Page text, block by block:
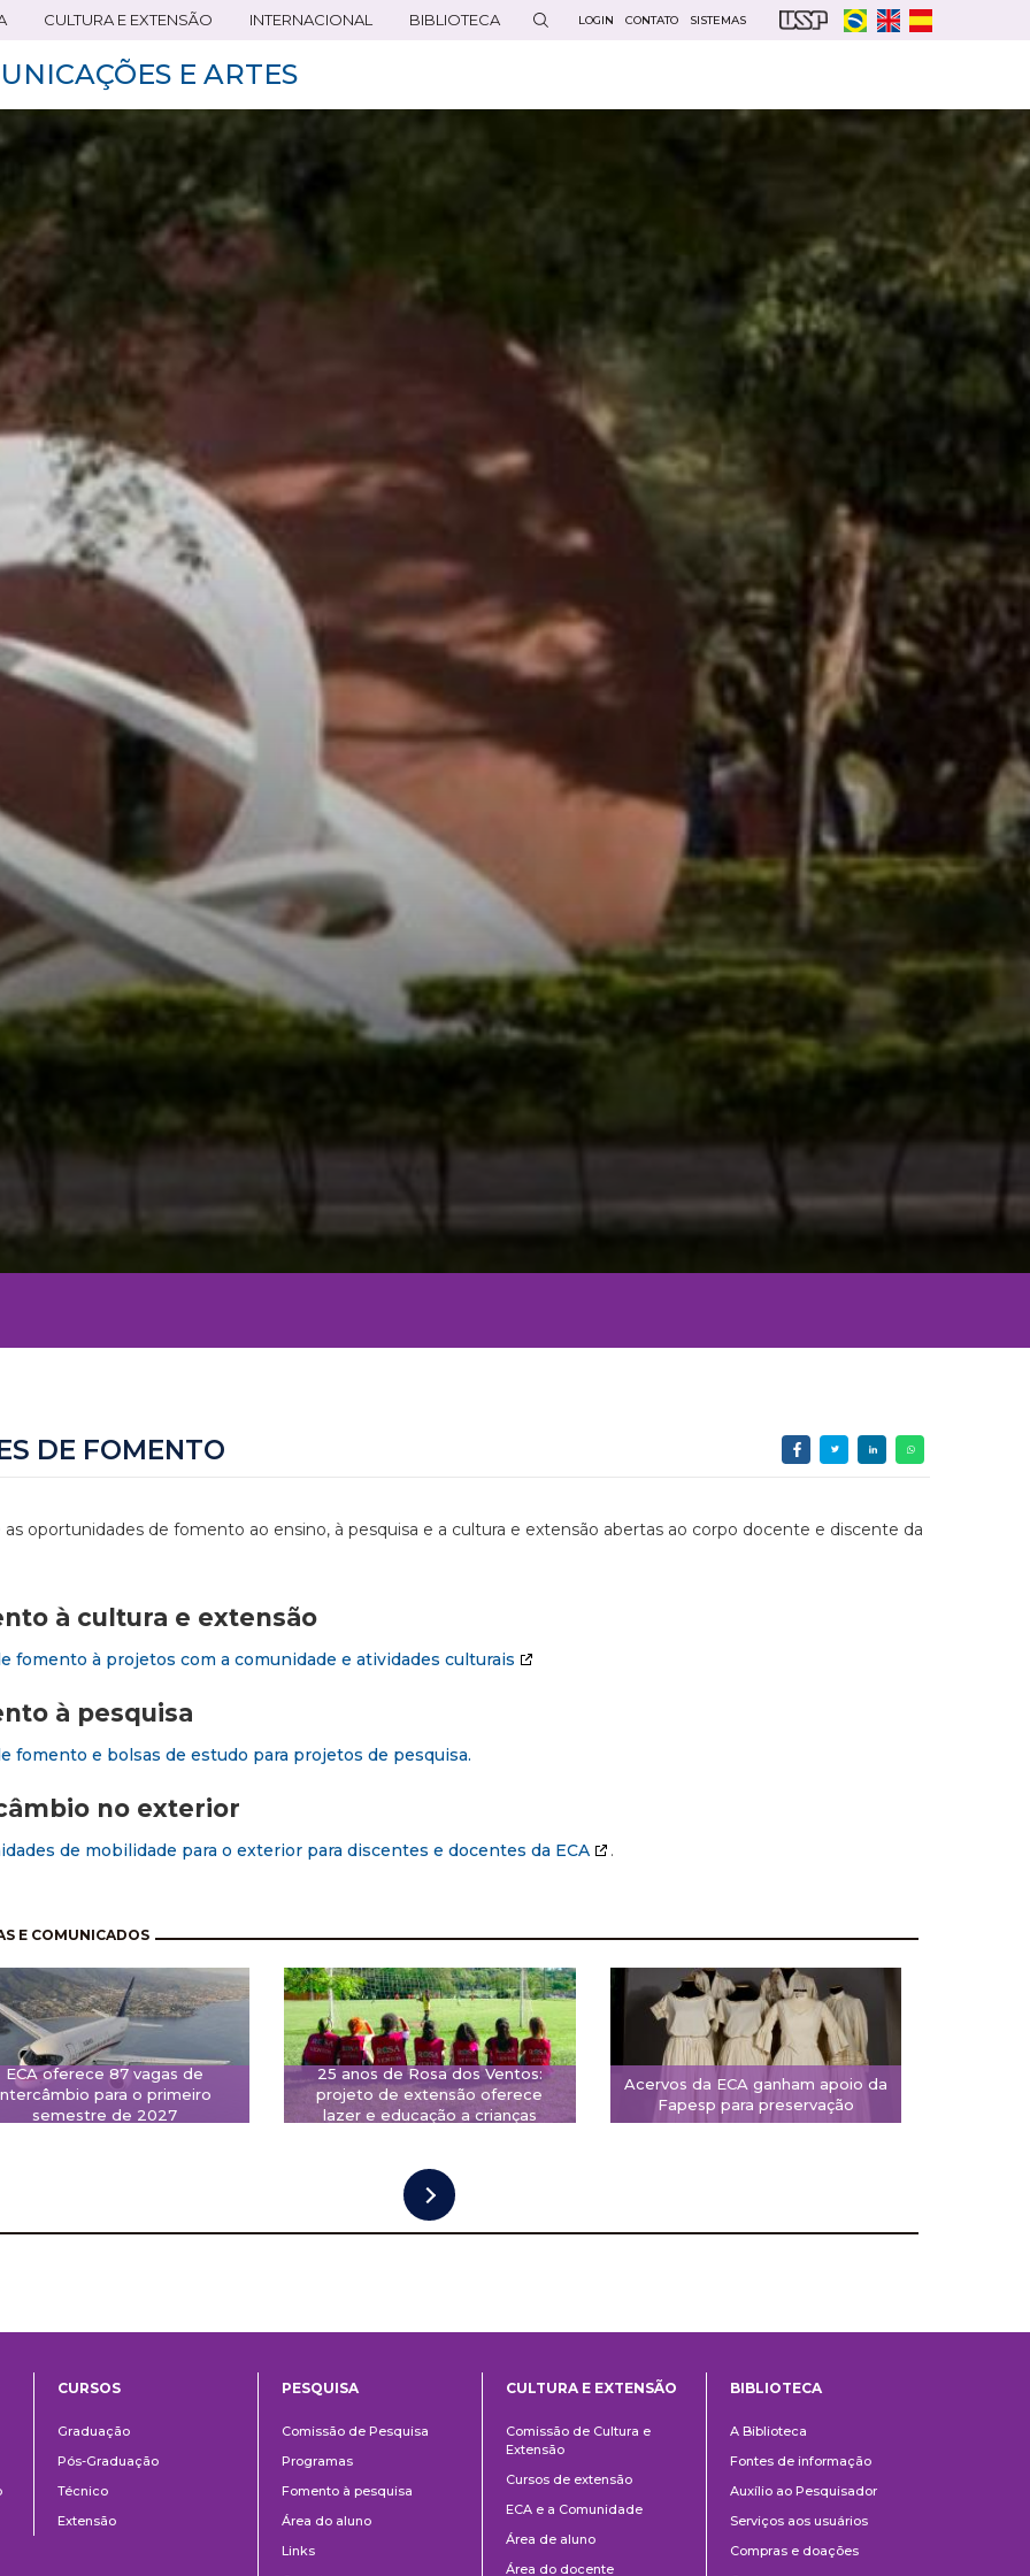
CULTURA E EXTENSÃO INTERNACIONAL BIBLIOTECA LOGIN CONTATO SISTEMAS
E ARTES
DE FOMENTO
as oportunidades de fomento ao ensino, à pesquisa e a cultura e extensão abertas ao corpo docente e discente da
à cultura e extensão
fomento à projetos com a comunidade e atividades culturais
à pesquisa
fomento e bolsas de estudo para projetos de pesquisa.
no exterior
de mobilidade para o exterior para discentes e docentes da ECA .
E COMUNICADOS
ECA oferece 87 vagas de
para o primeiro
semestre de 2027
25 anos de Rosa dos Ventos:
projeto de extensão oferece
lazer e educação a crianças
Acervos da ECA ganham apoio da
Fapesp para preservação
CURSOS
Graduação
Pós-Graduação
Técnico
Extensão
PESQUISA
Comissão de Pesquisa
Programas
Fomento à pesquisa
Área do aluno
Links
e
Extensão
CULTURA E EXTENSÃO
Comissão de Cultura e
Extensão
Cursos de extensão
ECA e a Comunidade
Área de aluno
Área do docente
BIBLIOTECA
A Biblioteca
Fontes de informação
Auxílio ao Pesquisador
Serviços aos usuários
Compras e doações